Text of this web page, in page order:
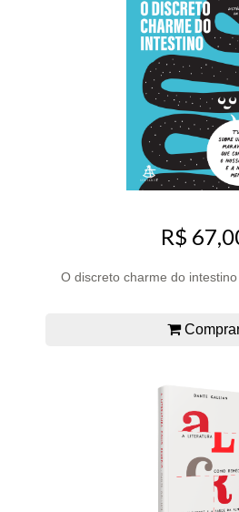
R$
O discreto charme do intestino